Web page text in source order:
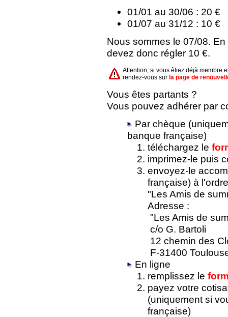
01/01 au 30/06 : 20 €
01/07 au 31/12 : 10 €
Nous sommes le 07/08.
devez donc régler 10 €.
Attention, si vous êtiez déjà membre
rendez-vous sur la page de
Vous êtes partants ?
Vous pouvez adhérer par
Par chèque
banque française)
téléchargez le
imprimez-le puis
envoyez-le
française) à
"Les Amis de
Adresse :
"Les Amis de
c/o G. Bartoli
12 chemin des
F-31400
En ligne
remplissez le
payez votre
(uniquement si
française)